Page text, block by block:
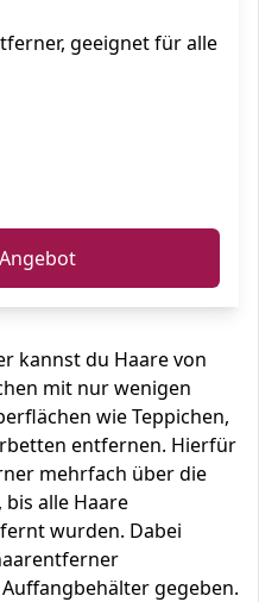
geeignet für alle
kannst du Haare von
mit nur wenigen
wie Teppichen,
entfernen. Hierfür
mehrfach über die
alle Haare
wurden. Dabei
gegeben.